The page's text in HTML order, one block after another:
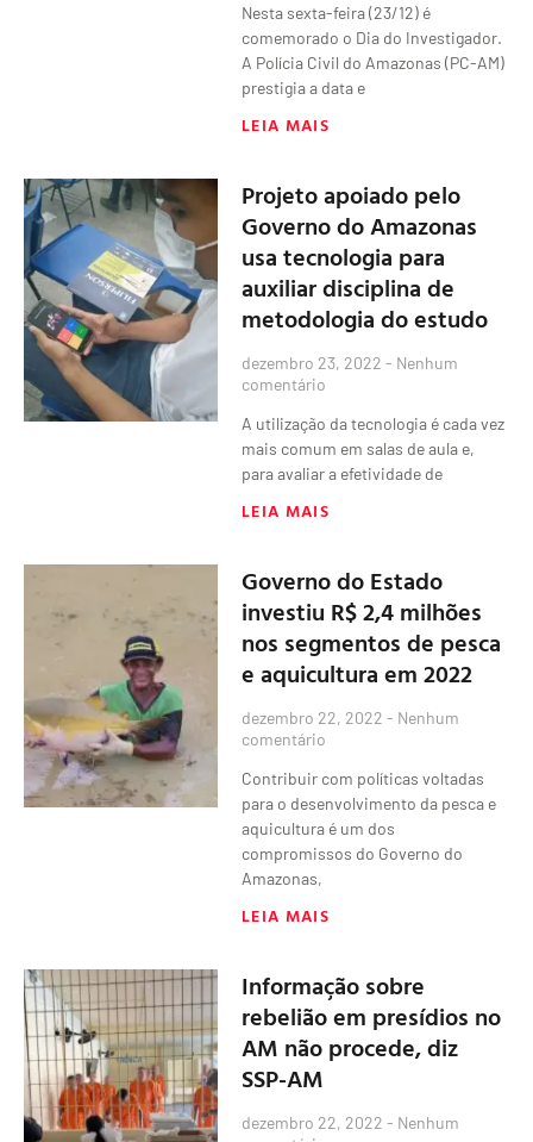
Nesta sexta-feira (23/12) é
comemorado o Dia do Investigador.
A Polícia Civil do Amazonas (PC-AM)
prestigia a data e
LEIA MAIS
Projeto apoiado pelo
Governo do Amazonas
usa tecnologia para
auxiliar disciplina de
metodologia do estudo
dezembro 23, 2022 Nenhum
comentário
A utilização da tecnologia é cada vez
mais comum em salas de aula e,
para avaliar a efetividade de
LEIA MAIS
Governo do Estado
investiu R$ 2,4 milhões
nos segmentos de pesca
e aquicultura em 2022
dezembro 22, 2022 Nenhum
comentário
Contribuir com políticas voltadas
para o desenvolvimento da pesca e
aquicultura é um dos
compromissos do Governo do
Amazonas,
LEIA MAIS
Informação sobre
rebelião em presídios no
AM não procede, diz
SSP-AM
dezembro 22, 2022 Nenhum